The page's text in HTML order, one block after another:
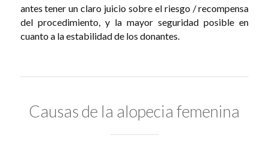
antes tener un claro juicio sobre el riesgo / recompensa
del procedimiento, y la mayor seguridad posible en
cuanto a la estabilidad de los donantes.
Causas de la alopecia femenina